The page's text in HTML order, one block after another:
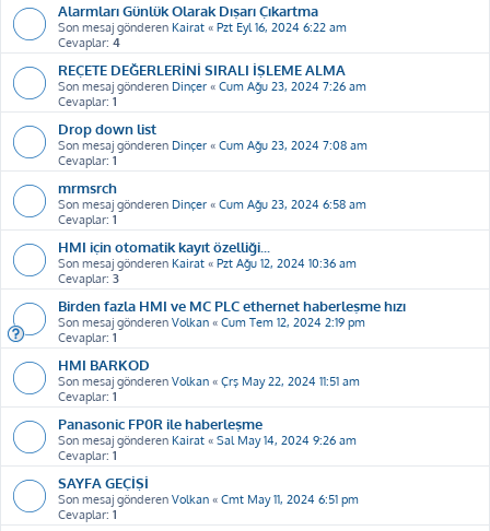
Alarmları Günlük Olarak Dışarı Çıkartma
Son mesaj gönderen Kairat « Pzt Eyl 16, 2024 6:22 am
Cevaplar: 4
REÇETE DEĞERLERİNİ SIRALI İŞLEME ALMA
Son mesaj gönderen Dinçer « Cum Ağu 23, 2024 7:26 am
Cevaplar: 1
Drop down list
Son mesaj gönderen Dinçer « Cum Ağu 23, 2024 7:08 am
Cevaplar: 1
mrmsrch
Son mesaj gönderen Dinçer « Cum Ağu 23, 2024 6:58 am
Cevaplar: 1
HMI için otomatik kayıt özelliği...
Son mesaj gönderen Kairat « Pzt Ağu 12, 2024 10:36 am
Cevaplar: 3
Birden fazla HMI ve MC PLC ethernet haberleşme hızı
Son mesaj gönderen Volkan « Cum Tem 12, 2024 2:19 pm
Cevaplar: 1
HMI BARKOD
Son mesaj gönderen Volkan « Çrş May 22, 2024 11:51 am
Cevaplar: 1
Panasonic FP0R ile haberleşme
Son mesaj gönderen Kairat « Sal May 14, 2024 9:26 am
Cevaplar: 1
SAYFA GEÇİŞİ
Son mesaj gönderen Volkan « Cmt May 11, 2024 6:51 pm
Cevaplar: 1